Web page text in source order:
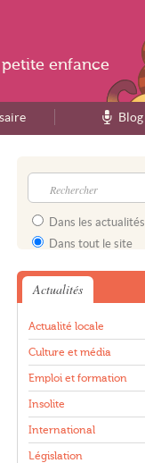
Blog
Dans les actualités
Dans tout le site
Actualités
Actualité locale
Culture et média
Emploi et formation
Insolite
International
Législation
petite enfance